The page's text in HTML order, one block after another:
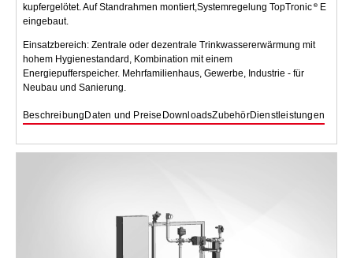
kupfergelötet. Auf Standrahmen montiert,Systemregelung TopTronic
E
eingebaut.
Einsatzbereich: Zentrale oder dezentrale Trinkwassererwärmung mit
hohem Hygienestandard, Kombination mit einem
Energiepufferspeicher. Mehrfamilienhaus, Gewerbe, Industrie - für
Neubau und Sanierung.
Beschreibung Daten und Preise DownloadsZubehörDienstleistungen